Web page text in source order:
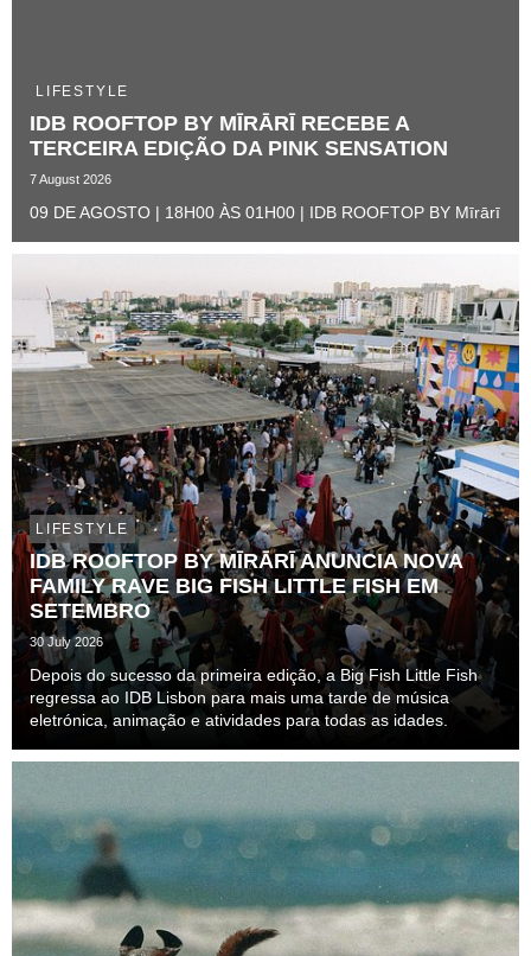
LIFESTYLE
IDB ROOFTOP BY MĪRĀRĪ RECEBE A
TERCEIRA EDIÇÃO DA PINK SENSATION ​
7 August 2026
09 DE AGOSTO | 18H00 ÀS 01H00 | IDB ROOFTOP BY Mīrārī
LIFESTYLE
IDB ROOFTOP BY MĪRĀRĪ ANUNCIA NOVA
FAMILY RAVE BIG FISH LITTLE FISH EM
SETEMBRO
30 July 2026
Depois do sucesso da primeira edição, a Big Fish Little Fish
regressa ao IDB Lisbon para mais uma tarde de música
eletrónica, animação e atividades para todas as idades.